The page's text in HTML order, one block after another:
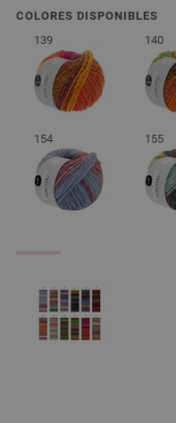
COLORES DISPONIBLES
139
140
154 155